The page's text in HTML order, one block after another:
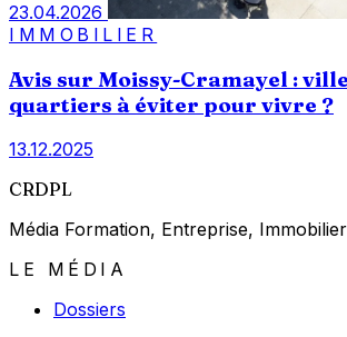
23.04.2026
IMMOBILIER
Avis sur Moissy-Cramayel :
quartiers à éviter pour vivre ?
13.12.2025
CRDPL
Média Formation, Entreprise,
LE MÉDIA
Dossiers